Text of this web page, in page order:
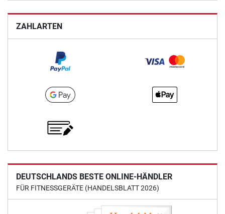
ZAHLARTEN
DEUTSCHLANDS BESTE ONLINE-HÄNDLER
FÜR FITNESSGERÄTE (HANDELSBLATT 2026)